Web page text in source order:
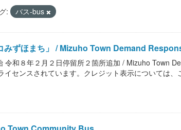
: バス-bus
みずほまち」 / Mizuho Town Demand
令和８年２月２日停留所２箇所追加 / Mizuho Town
センスされています。クレジット表示については、